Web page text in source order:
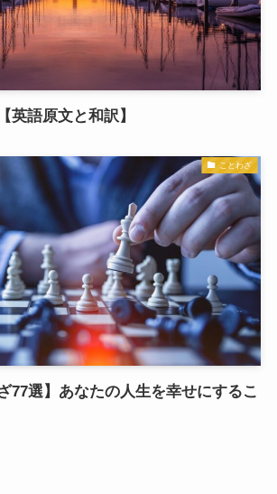
英語原文と和訳】
ことわざ
77選】あなたの人生を幸せにするこ